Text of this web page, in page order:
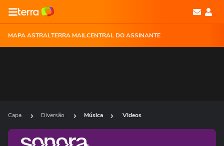
MAPA ASTRALTERRA MAILCENTRAL DO ASSINANTE
Capa Diversão Música Videos